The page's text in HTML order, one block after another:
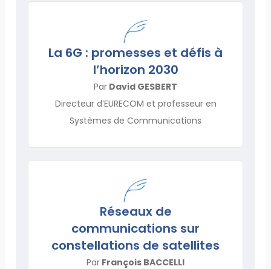
La 6G : promesses et défis à
l’horizon 2030
Par David GESBERT
Directeur d’EURECOM et professeur en
Systèmes de Communications
Réseaux de
communications sur
constellations de satellites
Par François BACCELLI